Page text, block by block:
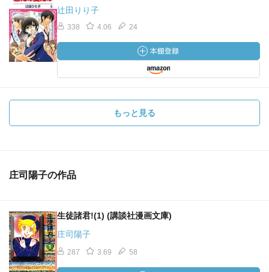
辻田りり子
338 4.06 24
もっと見る
庄司陽子の作品
生徒諸君!(1) (講談社漫画文庫)
庄司陽子
287 3.69 58